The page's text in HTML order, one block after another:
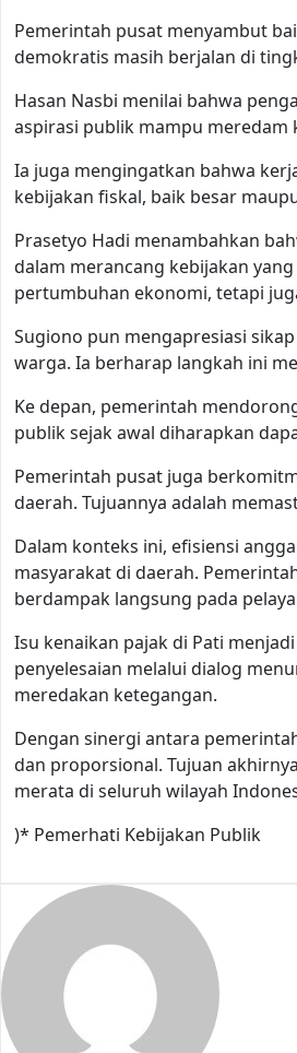
Pemerintah pusat menyambut
demokratis masih berjalan di
Hasan Nasbi menilai bahwa
aspirasi publik mampu
Ia juga mengingatkan bahwa
kebijakan fiskal, baik besar
Prasetyo Hadi menambahkan
dalam merancang kebijakan
pertumbuhan ekonomi, tetapi
Sugiono pun mengapresiasi
warga. Ia berharap langkah ini
Ke depan, pemerintah
publik sejak awal diharapkan
Pemerintah pusat juga
daerah. Tujuannya adalah
Dalam konteks ini, efisiensi
masyarakat di daerah.
berdampak langsung pada
Isu kenaikan pajak di Pati
penyelesaian melalui dialog
meredakan ketegangan.
Dengan sinergi antara
dan proporsional. Tujuan
merata di seluruh wilayah
)* Pemerhati Kebijakan Publik